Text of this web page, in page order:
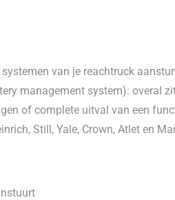
van je reachtruck
management system): overal
of complete uitval van een
Still, Yale, Crown, Atlet en